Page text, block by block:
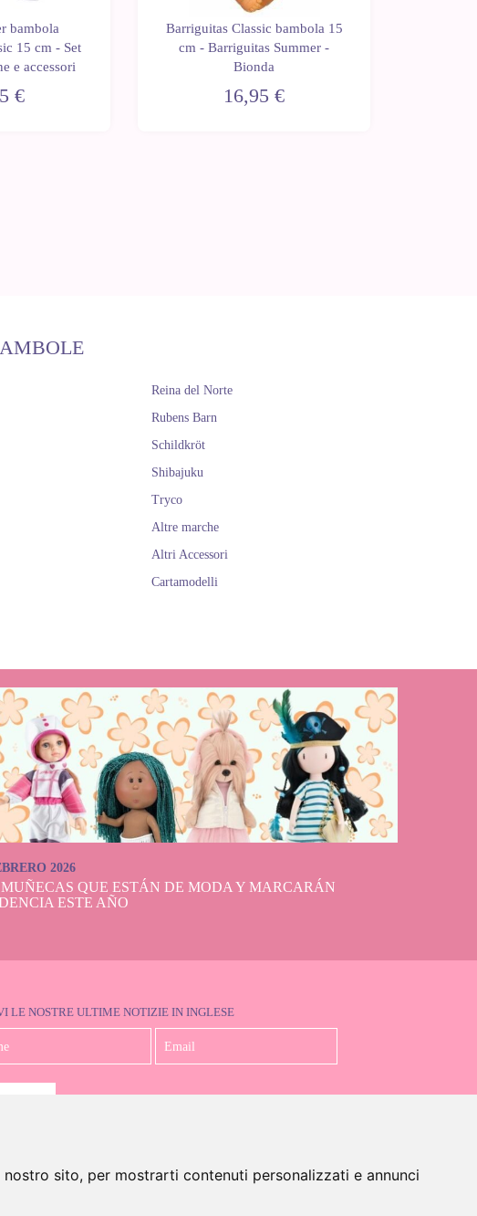
sito, per mostrarti contenuti personalizzati e annunci
bambola
15 cm - Set
e accessori
€
Barriguitas Classic bambola 15
cm - Barriguitas Summer -
Bionda
16,95 €
Reina del Norte
Rubens Barn
Schildkröt
Shibajuku
Tryco
Altre marche
Altri Accessori
Cartamodelli
2026
QUE ESTÁN DE MODA Y MARCARÁN
ESTE AÑO
LE NOSTRE ULTIME NOTIZIE IN INGLESE